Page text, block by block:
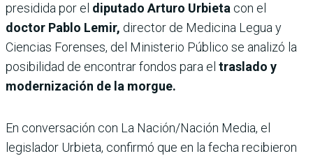
presidida por el diputado Arturo Urbieta con el
doctor Pablo Lemir, director de Medicina Legua y
Ciencias Forenses, del Ministerio Público se analizó la
posibilidad de encontrar fondos para el traslado y
modernización de la morgue.
En conversación con La Nación/Nación Media, el
legislador Urbieta, confirmó que en la fecha recibieron